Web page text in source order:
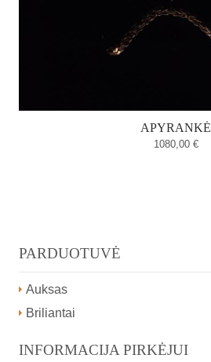
APYRANKĖ
1080,00 €
PARDUOTUVĖ
Auksas
Briliantai
INFORMACIJA PIRKĖJUI